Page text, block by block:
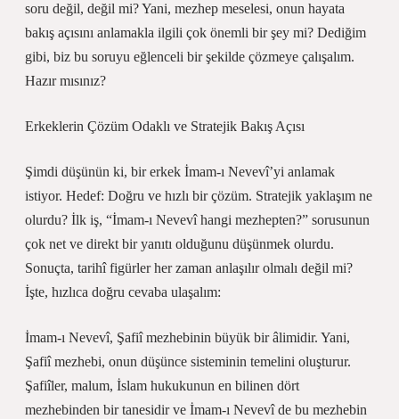
soru değil, değil mi? Yani, mezhep meselesi, onun hayata
bakış açısını anlamakla ilgili çok önemli bir şey mi? Dediğim
gibi, biz bu soruyu eğlenceli bir şekilde çözmeye çalışalım.
Hazır mısınız?
Erkeklerin Çözüm Odaklı ve Stratejik Bakış Açısı
Şimdi düşünün ki, bir erkek İmam-ı Nevevî’yi anlamak
istiyor. Hedef: Doğru ve hızlı bir çözüm. Stratejik yaklaşım ne
olurdu? İlk iş, “İmam-ı Nevevî hangi mezhepten?” sorusunun
çok net ve direkt bir yanıtı olduğunu düşünmek olurdu.
Sonuçta, tarihî figürler her zaman anlaşılır olmalı değil mi?
İşte, hızlıca doğru cevaba ulaşalım:
İmam-ı Nevevî, Şafiî mezhebinin büyük bir âlimidir. Yani,
Şafiî mezhebi, onun düşünce sisteminin temelini oluşturur.
Şafiîler, malum, İslam hukukunun en bilinen dört
mezhebinden bir tanesidir ve İmam-ı Nevevî de bu mezhebin